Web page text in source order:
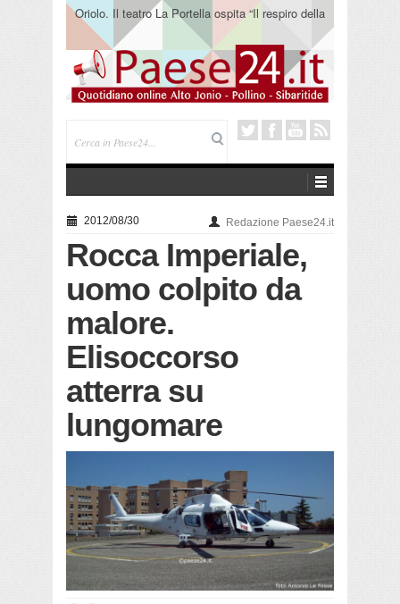
Oriolo. Il teatro La Portella ospita “Il respiro della
terra” del collettivo 365
2012/08/30 Redazione Paese24.it
Rocca Imperiale,
uomo colpito da
malore.
Elisoccorso
atterra su
lungomare